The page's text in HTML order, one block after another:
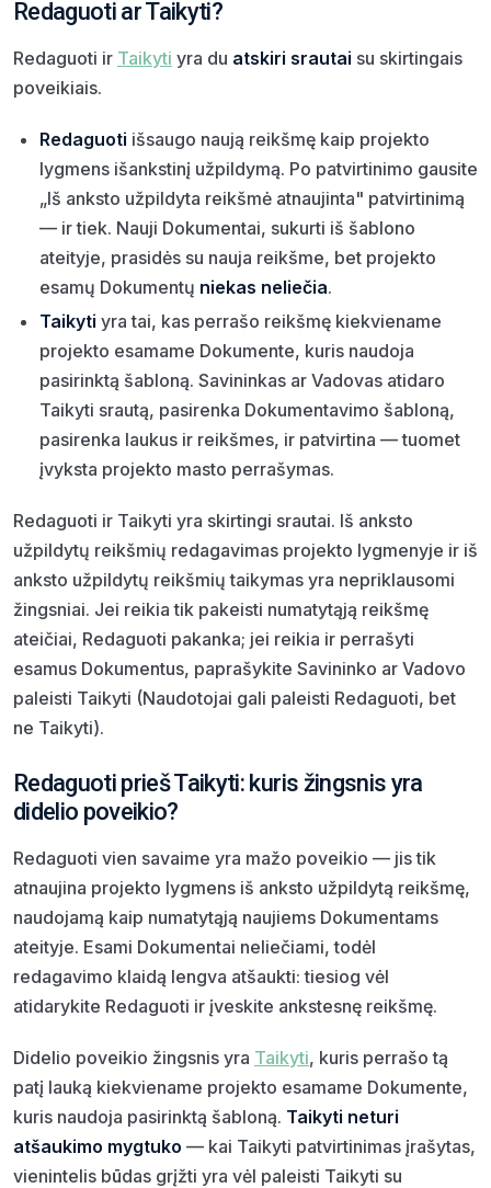
Redaguoti ar Taikyti?
Redaguoti ir Taikyti yra du atskiri srautai su skirtingais
poveikiais.
Redaguoti išsaugo naują reikšmę kaip projekto
lygmens išankstinį užpildymą. Po patvirtinimo gausite
„Iš anksto užpildyta reikšmė atnaujinta" patvirtinimą
— ir tiek. Nauji Dokumentai, sukurti iš šablono
ateityje, prasidės su nauja reikšme, bet projekto
esamų Dokumentų niekas neliečia.
Taikyti yra tai, kas perrašo reikšmę kiekviename
projekto esamame Dokumente, kuris naudoja
pasirinktą šabloną. Savininkas ar Vadovas atidaro
Taikyti srautą, pasirenka Dokumentavimo šabloną,
pasirenka laukus ir reikšmes, ir patvirtina — tuomet
įvyksta projekto masto perrašymas.
Redaguoti ir Taikyti yra skirtingi srautai. Iš anksto
užpildytų reikšmių redagavimas projekto lygmenyje ir iš
anksto užpildytų reikšmių taikymas yra nepriklausomi
žingsniai. Jei reikia tik pakeisti numatytąją reikšmę
ateičiai, Redaguoti pakanka; jei reikia ir perrašyti
esamus Dokumentus, paprašykite Savininko ar Vadovo
paleisti Taikyti (Naudotojai gali paleisti Redaguoti, bet
ne Taikyti).
Redaguoti prieš Taikyti: kuris žingsnis yra
didelio poveikio?
Redaguoti vien savaime yra mažo poveikio — jis tik
atnaujina projekto lygmens iš anksto užpildytą reikšmę,
naudojamą kaip numatytąją naujiems Dokumentams
ateityje. Esami Dokumentai neliečiami, todėl
redagavimo klaidą lengva atšaukti: tiesiog vėl
atidarykite Redaguoti ir įveskite ankstesnę reikšmę.
Didelio poveikio žingsnis yra Taikyti, kuris perrašo tą
patį lauką kiekviename projekto esamame Dokumente,
kuris naudoja pasirinktą šabloną. Taikyti neturi
atšaukimo mygtuko — kai Taikyti patvirtinimas įrašytas,
vienintelis būdas grįžti yra vėl paleisti Taikyti su